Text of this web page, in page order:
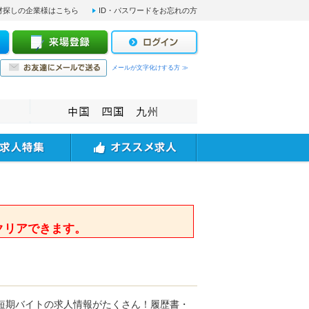
探しの企業様はこちら ID・パスワードをお忘れの方
メールが文字化けする方 ≫
アできます。
バイトの求人情報がたくさん！履歴書・